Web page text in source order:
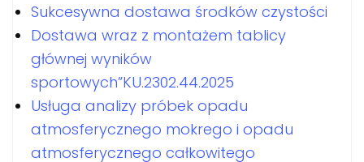
Sukcesywna dostawa środków czystości
Dostawa wraz z montażem tablicy
głównej wyników
sportowych”KU.2302.44.2025
Usługa analizy próbek opadu
atmosferycznego mokrego i opadu
atmosferycznego całkowitego